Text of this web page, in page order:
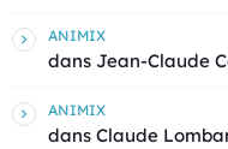
ANIMIX
dans Jean-Claude
ANIMIX
dans Claude